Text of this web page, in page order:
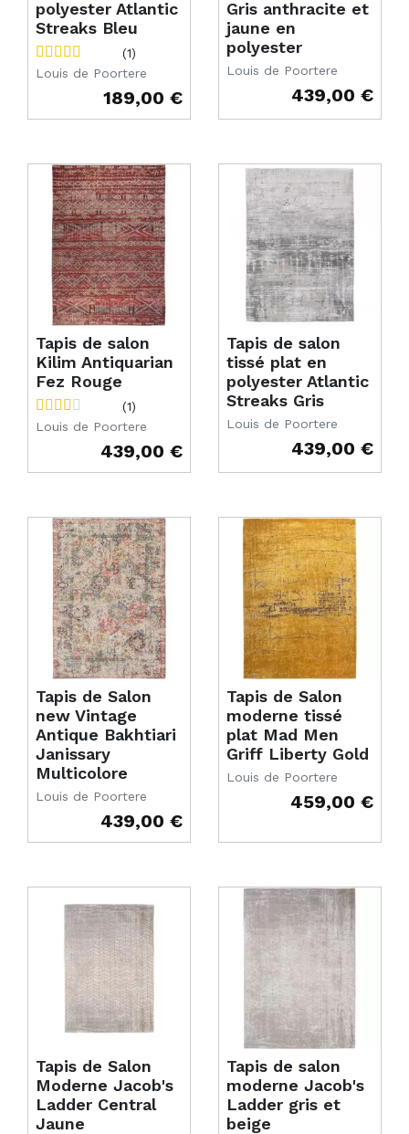
polyester Atlantic
Streaks Bleu
(1)
Louis de Poortere
189,00 €
Gris anthracite et
jaune en
polyester
Louis de Poortere
439,00 €
Tapis de salon
Kilim Antiquarian
Fez Rouge
(1)
Louis de Poortere
439,00 €
Tapis de salon
tissé plat en
polyester Atlantic
Streaks Gris
Louis de Poortere
439,00 €
Tapis de Salon
new Vintage
Antique Bakhtiari
Janissary
Multicolore
Louis de Poortere
439,00 €
Tapis de Salon
moderne tissé
plat Mad Men
Griff Liberty Gold
Louis de Poortere
459,00 €
Tapis de Salon
Moderne Jacob's
Ladder Central
Jaune
Tapis de salon
moderne Jacob's
Ladder gris et
beige